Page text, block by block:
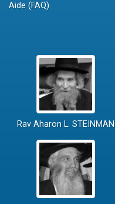
Aide (FAQ)
Rav Aharon L. STEINMAN